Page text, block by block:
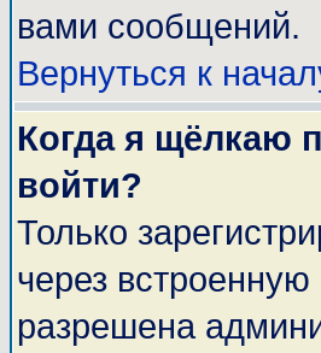
вами сообщений.
Вернуться к
Когда я щёлкаю
войти?
Только
через
разрешена